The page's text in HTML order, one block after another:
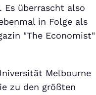
überrascht also
in Folge als
"The Economist"
Melbourne
zu den größten